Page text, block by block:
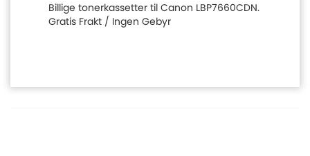
Billige tonerkassetter til Canon LBP7660CDN.
Gratis Frakt / Ingen Gebyr